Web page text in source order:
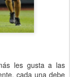
les gusta a las
cada una debe